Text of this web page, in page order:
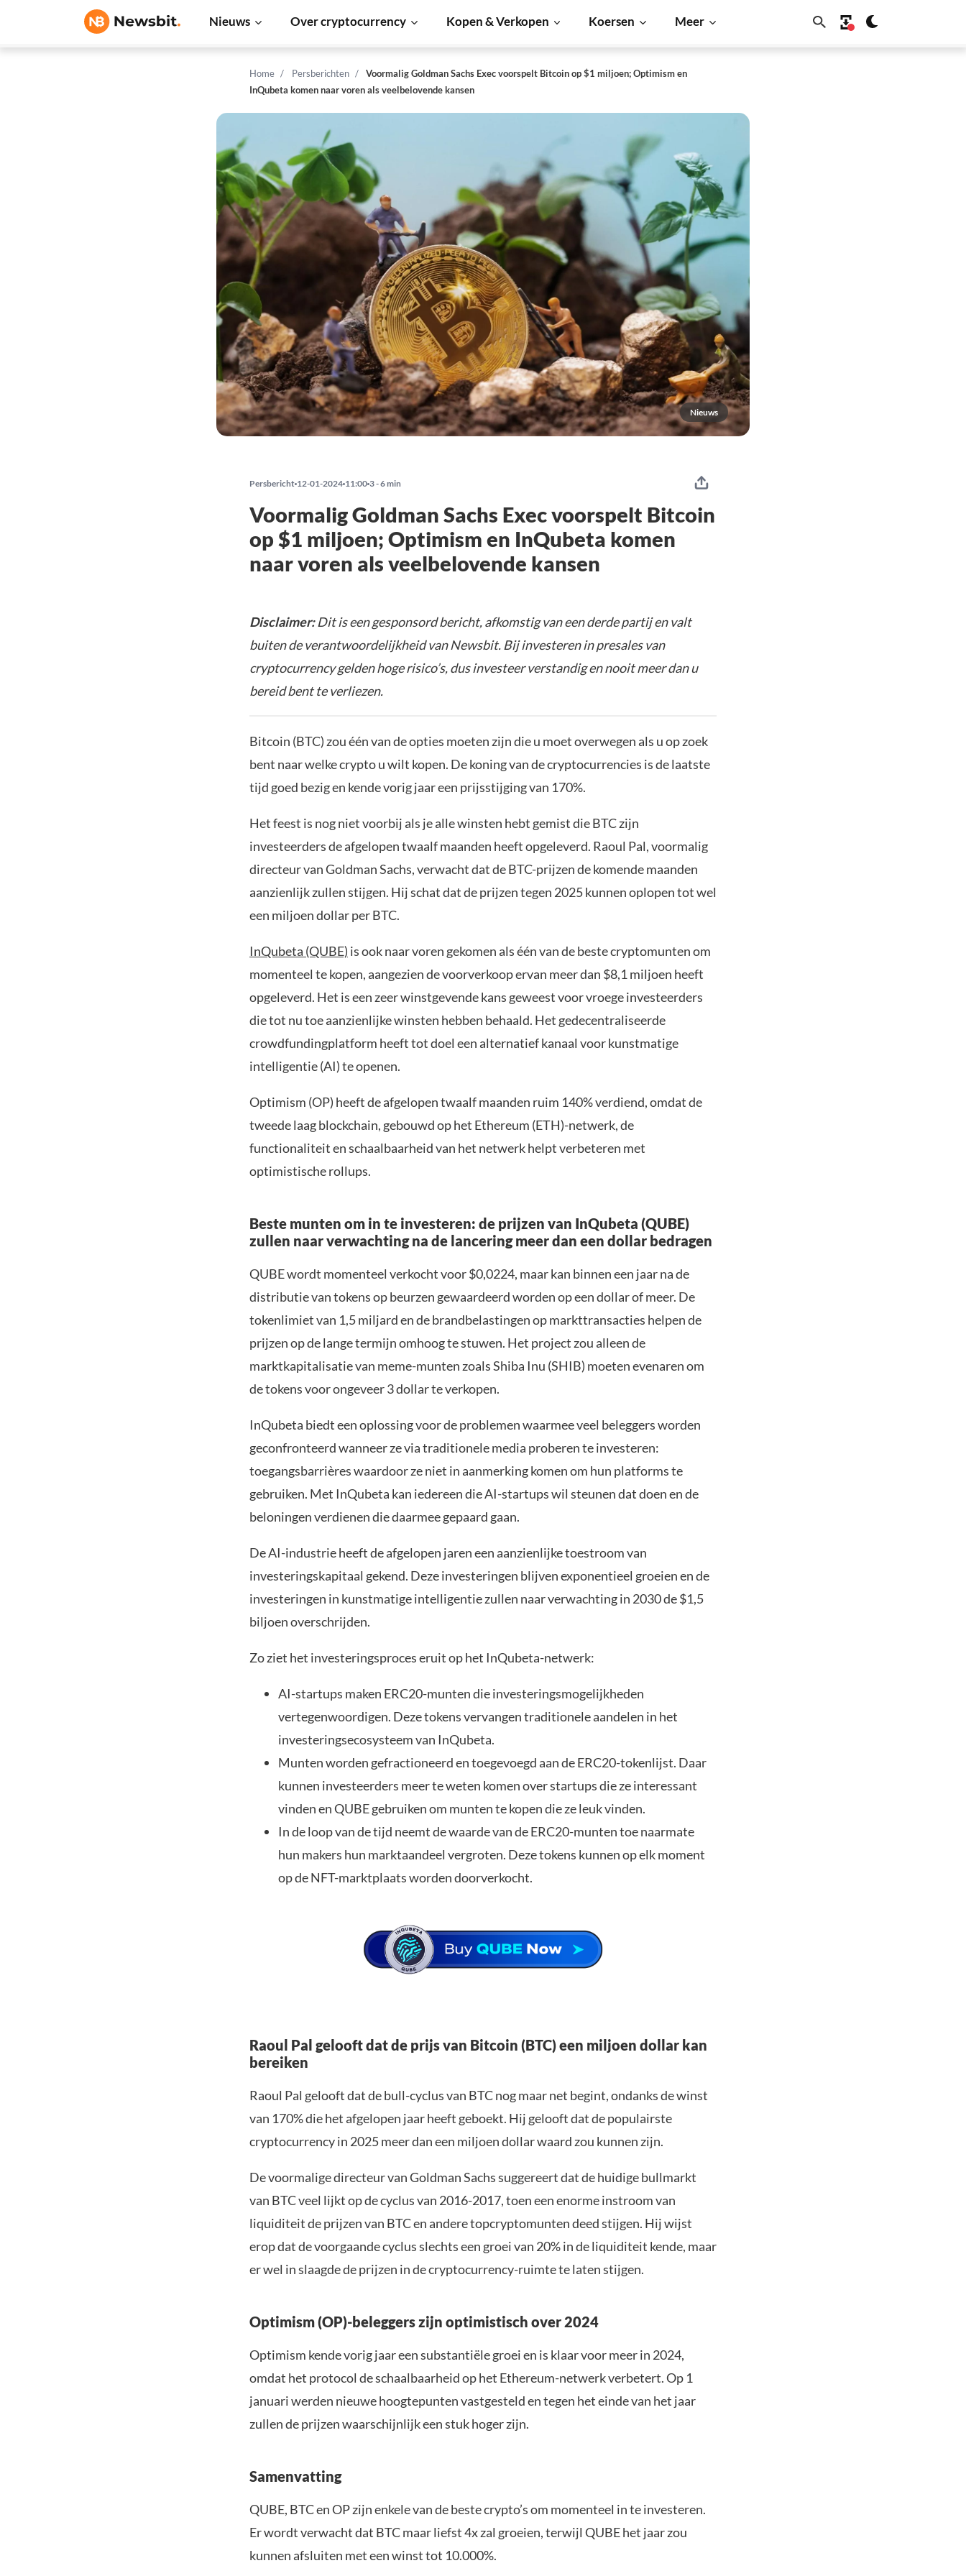
Nieuws Over cryptocurrency Kopen & Verkopen Koersen Meer
Home Persberichten
Voormalig Goldman Sachs Exec voorspelt Bitcoin op $1 miljoen; Optimism en
InQubeta komen naar voren als veelbelovende kansen
Nieuws
Persbericht 12-01-2024 11:00 3 - 6 min
Voormalig Goldman Sachs Exec voorspelt Bitcoin
op $1 miljoen; Optimism en InQubeta komen
naar voren als veelbelovende kansen
Disclaimer:Dit is een gesponsord bericht, afkomstig van een derde partij en valt
buiten de verantwoordelijkheid van Newsbit. Bij investeren in presales van
cryptocurrency gelden hoge risico’s, dus investeer verstandig en nooit meer dan u
bereid bent te verliezen.
Bitcoin (BTC) zou één van de opties moeten zijn die u moet overwegen als u op zoek
bent naar welke crypto u wilt kopen. De koning van de cryptocurrencies is de laatste
tijd goed bezig en kende vorig jaar een prijsstijging van 170%.
Het feest is nog niet voorbij als je alle winsten hebt gemist die BTC zijn
investeerders de afgelopen twaalf maanden heeft opgeleverd. Raoul Pal, voormalig
directeur van Goldman Sachs, verwacht dat de BTC-prijzen de komende maanden
aanzienlijk zullen stijgen. Hij schat dat de prijzen tegen 2025 kunnen oplopen tot wel
een miljoen dollar per BTC.
InQubeta (QUBE) is ook naar voren gekomen als één van de beste cryptomunten om
momenteel te kopen, aangezien de voorverkoop ervan meer dan $8,1 miljoen heeft
opgeleverd. Het is een zeer winstgevende kans geweest voor vroege investeerders
die tot nu toe aanzienlijke winsten hebben behaald. Het gedecentraliseerde
crowdfundingplatform heeft tot doel een alternatief kanaal voor kunstmatige
intelligentie (AI) te openen.
Optimism (OP) heeft de afgelopen twaalf maanden ruim 140% verdiend, omdat de
tweede laag blockchain, gebouwd op het Ethereum (ETH)-netwerk, de
functionaliteit en schaalbaarheid van het netwerk helpt verbeteren met
optimistische rollups.
Beste munten om in te investeren: de prijzen van InQubeta (QUBE)
zullen naar verwachting na de lancering meer dan een dollar bedragen
QUBE wordt momenteel verkocht voor $0,0224, maar kan binnen een jaar na de
distributie van tokens op beurzen gewaardeerd worden op een dollar of meer. De
tokenlimiet van 1,5 miljard en de brandbelastingen op markttransacties helpen de
prijzen op de lange termijn omhoog te stuwen. Het project zou alleen de
marktkapitalisatie van meme-munten zoals Shiba Inu (SHIB) moeten evenaren om
de tokens voor ongeveer 3 dollar te verkopen.
InQubeta biedt een oplossing voor de problemen waarmee veel beleggers worden
geconfronteerd wanneer ze via traditionele media proberen te investeren:
toegangsbarrières waardoor ze niet in aanmerking komen om hun platforms te
gebruiken. Met InQubeta kan iedereen die AI-startups wil steunen dat doen en de
beloningen verdienen die daarmee gepaard gaan.
De AI-industrie heeft de afgelopen jaren een aanzienlijke toestroom van
investeringskapitaal gekend. Deze investeringen blijven exponentieel groeien en de
investeringen in kunstmatige intelligentie zullen naar verwachting in 2030 de $1,5
biljoen overschrijden.
Zo ziet het investeringsproces eruit op het InQubeta-netwerk:
AI-startups maken ERC20-munten die investeringsmogelijkheden
vertegenwoordigen. Deze tokens vervangen traditionele aandelen in het
investeringsecosysteem van InQubeta.
Munten worden gefractioneerd en toegevoegd aan de ERC20-tokenlijst. Daar
kunnen investeerders meer te weten komen over startups die ze interessant
vinden en QUBE gebruiken om munten te kopen die ze leuk vinden.
In de loop van de tijd neemt de waarde van de ERC20-munten toe naarmate
hun makers hun marktaandeel vergroten. Deze tokens kunnen op elk moment
op de NFT-marktplaats worden doorverkocht.
Raoul Pal gelooft dat de prijs van Bitcoin (BTC) een miljoen dollar kan
bereiken
Raoul Pal gelooft dat de bull-cyclus van BTC nog maar net begint, ondanks de winst
van 170% die het afgelopen jaar heeft geboekt. Hij gelooft dat de populairste
cryptocurrency in 2025 meer dan een miljoen dollar waard zou kunnen zijn.
De voormalige directeur van Goldman Sachs suggereert dat de huidige bullmarkt
van BTC veel lijkt op de cyclus van 2016-2017, toen een enorme instroom van
liquiditeit de prijzen van BTC en andere topcryptomunten deed stijgen. Hij wijst
erop dat de voorgaande cyclus slechts een groei van 20% in de liquiditeit kende, maar
er wel in slaagde de prijzen in de cryptocurrency-ruimte te laten stijgen.
Optimism (OP)-beleggers zijn optimistisch over 2024
Optimism kende vorig jaar een substantiële groei en is klaar voor meer in 2024,
omdat het protocol de schaalbaarheid op het Ethereum-netwerk verbetert. Op 1
januari werden nieuwe hoogtepunten vastgesteld en tegen het einde van het jaar
zullen de prijzen waarschijnlijk een stuk hoger zijn.
Samenvatting
QUBE, BTC en OP zijn enkele van de beste crypto’s om momenteel in te investeren.
Er wordt verwacht dat BTC maar liefst 4x zal groeien, terwijl QUBE het jaar zou
kunnen afsluiten met een winst tot 10.000%.